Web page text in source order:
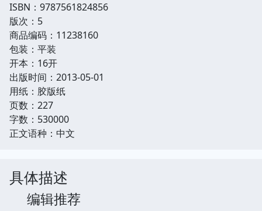
ISBN：9787561824856
版次：5
商品编码：11238160
包装：平装
开本：16开
出版时间：2013-05-01
用纸：胶版纸
页数：227
字数：530000
正文语种：中文
具体描述
编辑推荐